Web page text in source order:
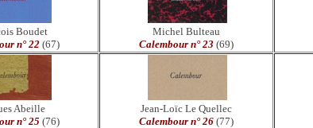
Boudet
n° 22 (67)
Michel Bulteau
Calembour n° 23 (69)
Abeille
n° 25 (76)
Jean-Loïc Le Quellec
Calembour n° 26 (77)